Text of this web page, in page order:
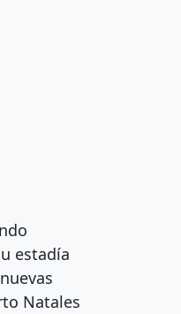
estadía
Natales